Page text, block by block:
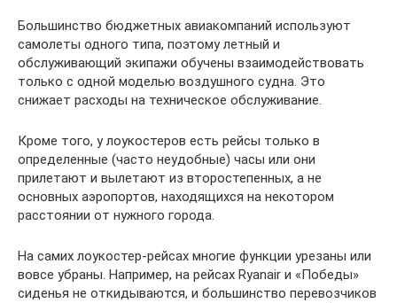
Большинство бюджетных авиакомпаний используют
самолеты одного типа, поэтому летный и
обслуживающий экипажи обучены взаимодействовать
только с одной моделью воздушного судна. Это
снижает расходы на техническое обслуживание.
Кроме того, у лоукостеров есть рейсы только в
определенные (часто неудобные) часы или они
прилетают и вылетают из второстепенных, а не
основных аэропортов, находящихся на некотором
расстоянии от нужного города.
На самих лоукостер-рейсах многие функции урезаны или
вовсе убраны. Например, на рейсах Ryanair и «Победы»
сиденья не откидываются, и большинство перевозчиков